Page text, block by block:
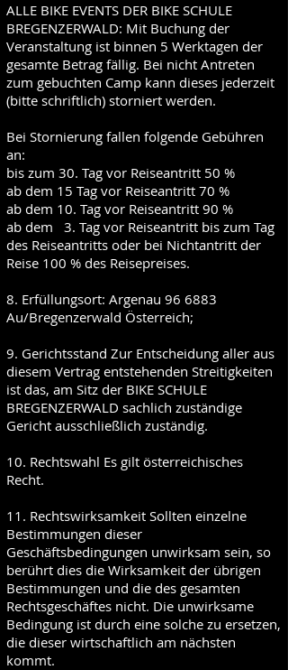
ALLE BIKE EVENTS DER BIKE SCHULE
BREGENZERWALD: Mit Buchung der
Veranstaltung ist binnen 5 Werktagen der
gesamte Betrag fällig. Bei nicht Antreten
zum gebuchten Camp kann dieses jederzeit
(bitte schriftlich) storniert werden.
Bei Stornierung fallen folgende Gebühren
an:
bis zum 30. Tag vor Reiseantritt 50 %
ab dem 15 Tag vor Reiseantritt 70 %
ab dem 10. Tag vor Reiseantritt 90 %
ab dem 3. Tag vor Reiseantritt bis zum Tag
des Reiseantritts oder bei Nichtantritt der
Reise 100 % des Reisepreises.
8. Erfüllungsort: Argenau 96 6883
Au/Bregenzerwald Österreich;
9. Gerichtsstand Zur Entscheidung aller aus
diesem Vertrag entstehenden Streitigkeiten
ist das, am Sitz der BIKE SCHULE
BREGENZERWALD sachlich zuständige
Gericht ausschließlich zuständig.
10. Rechtswahl Es gilt österreichisches
Recht.
11. Rechtswirksamkeit Sollten einzelne
Bestimmungen dieser
Geschäftsbedingungen unwirksam sein, so
berührt dies die Wirksamkeit der übrigen
Bestimmungen und die des gesamten
Rechtsgeschäftes nicht. Die unwirksame
Bedingung ist durch eine solche zu ersetzen,
die dieser wirtschaftlich am nächsten
kommt.